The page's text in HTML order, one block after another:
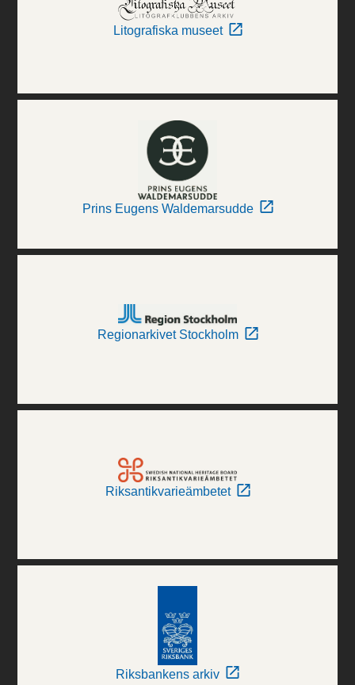
Litografiska museet
Prins Eugens Waldemarsudde
Regionarkivet Stockholm
Riksantikvarieämbetet
Riksbankens arkiv